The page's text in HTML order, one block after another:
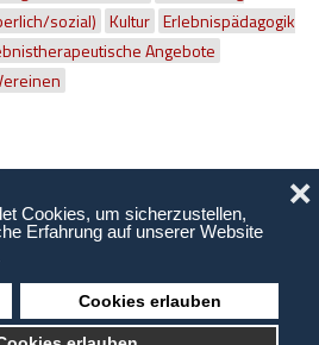
Cookies, um sicherzustellen,
Erfahrung auf unserer Website
Cookies erlauben
❌
sozial) Kultur Erlebnispädagogik
Angebote
Vorarlberg | Webagentur: EDBS